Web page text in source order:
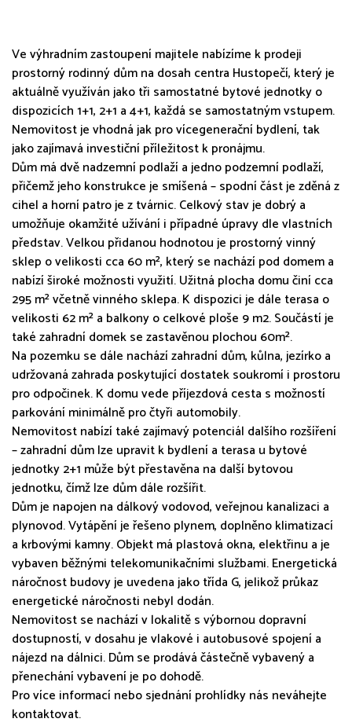
Ve výhradním zastoupení majitele nabízíme k prodeji
prostorný rodinný dům na dosah centra Hustopečí, který je
aktuálně využíván jako tři samostatné bytové jednotky o
dispozicích 1+1, 2+1 a 4+1, každá se samostatným vstupem.
Nemovitost je vhodná jak pro vícegenerační bydlení, tak
jako zajímavá investiční příležitost k pronájmu.
Dům má dvě nadzemní podlaží a jedno podzemní podlaží,
přičemž jeho konstrukce je smíšená – spodní část je zděná z
cihel a horní patro je z tvárnic. Celkový stav je dobrý a
umožňuje okamžité užívání i případné úpravy dle vlastních
představ. Velkou přidanou hodnotou je prostorný vinný
sklep o velikosti cca 60 m², který se nachází pod domem a
nabízí široké možnosti využití. Užitná plocha domu činí cca
295 m² včetně vinného sklepa. K dispozici je dále terasa o
velikosti 62 m² a balkony o celkové ploše 9 m2. Součástí je
také zahradní domek se zastavěnou plochou 60m².
Na pozemku se dále nachází zahradní dům, kůlna, jezírko a
udržovaná zahrada poskytující dostatek soukromí i prostoru
pro odpočinek. K domu vede příjezdová cesta s možností
parkování minimálně pro čtyři automobily.
Nemovitost nabízí také zajímavý potenciál dalšího rozšíření
– zahradní dům lze upravit k bydlení a terasa u bytové
jednotky 2+1 může být přestavěna na další bytovou
jednotku, čímž lze dům dále rozšířit.
Dům je napojen na dálkový vodovod, veřejnou kanalizaci a
plynovod. Vytápění je řešeno plynem, doplněno klimatizací
a krbovými kamny. Objekt má plastová okna, elektřinu a je
vybaven běžnými telekomunikačními službami. Energetická
náročnost budovy je uvedena jako třída G, jelikož průkaz
energetické náročnosti nebyl dodán.
Nemovitost se nachází v lokalitě s výbornou dopravní
dostupností, v dosahu je vlakové i autobusové spojení a
nájezd na dálnici. Dům se prodává částečně vybavený a
přenechání vybavení je po dohodě.
Pro více informací nebo sjednání prohlídky nás neváhejte
kontaktovat.